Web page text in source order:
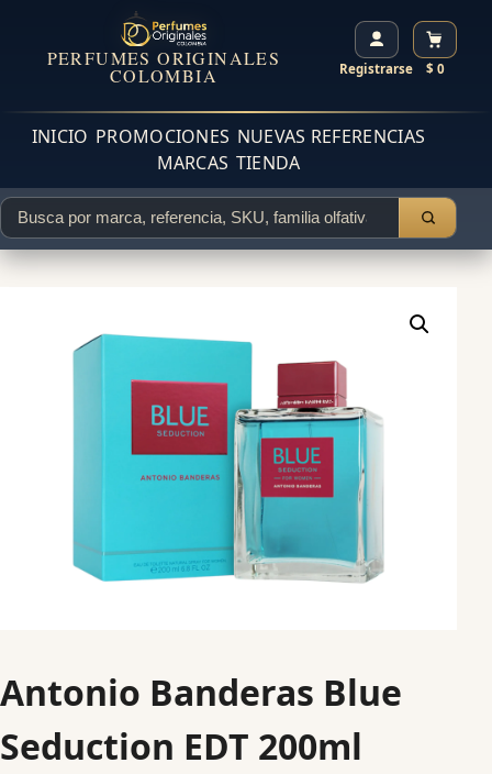
PERFUMES ORIGINALES
COLOMBIA Registrarse $ 0
INICIO PROMOCIONES NUEVAS REFERENCIAS
MARCAS TIENDA
Antonio Banderas Blue
Seduction EDT 200ml